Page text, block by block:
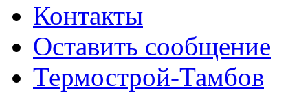
Контакты
Оставить сообщение
Термострой-Тамбов